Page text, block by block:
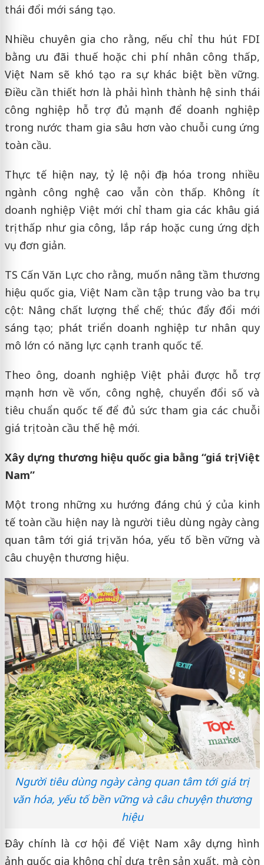
thái đổi mới sáng tạo.
Nhiều chuyên gia cho rằng, nếu chỉ thu hút FDI
bằng ưu đãi thuế hoặc chi phí nhân công thấp,
Việt Nam sẽ khó tạo ra sự khác biệt bền vững.
Điều cần thiết hơn là phải hình thành hệ sinh thái
công nghiệp hỗ trợ đủ mạnh để doanh nghiệp
trong nước tham gia sâu hơn vào chuỗi cung ứng
toàn cầu.
Thực tế hiện nay, tỷ lệ nội địa hóa trong nhiều
ngành công nghệ cao vẫn còn thấp. Không ít
doanh nghiệp Việt mới chỉ tham gia các khâu giá
trị thấp như gia công, lắp ráp hoặc cung ứng dịch
vụ đơn giản.
TS Cấn Văn Lực cho rằng, muốn nâng tầm thương
hiệu quốc gia, Việt Nam cần tập trung vào ba trụ
cột: Nâng chất lượng thể chế; thúc đẩy đổi mới
sáng tạo; phát triển doanh nghiệp tư nhân quy
mô lớn có năng lực cạnh tranh quốc tế.
Theo ông, doanh nghiệp Việt phải được hỗ trợ
mạnh hơn về vốn, công nghệ, chuyển đổi số và
tiêu chuẩn quốc tế để đủ sức tham gia các chuỗi
giá trị toàn cầu thế hệ mới.
Xây dựng thương hiệu quốc gia bằng “giá trị Việt
Nam”
Một trong những xu hướng đáng chú ý của kinh
tế toàn cầu hiện nay là người tiêu dùng ngày càng
quan tâm tới giá trị văn hóa, yếu tố bền vững và
câu chuyện thương hiệu.
Người tiêu dùng ngày càng quan tâm tới giá trị
văn hóa, yếu tố bền vững và câu chuyện thương
hiệu
Đây chính là cơ hội để Việt Nam xây dựng hình
ảnh quốc gia không chỉ dựa trên sản xuất, mà còn